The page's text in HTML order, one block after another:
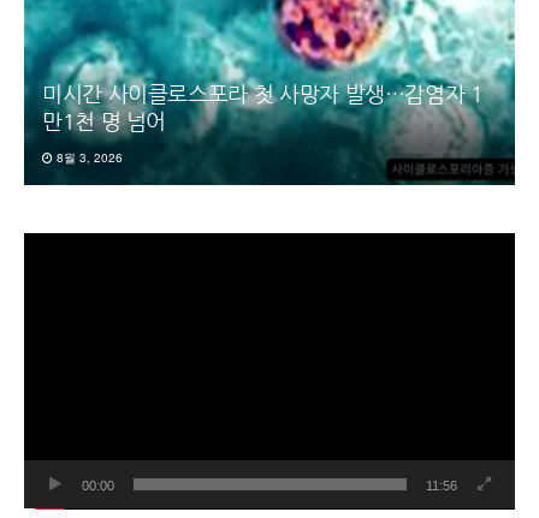
미시간 사이클로스포라 첫 사망자 발생…감염자 1
만1천 명 넘어
8월 3, 2026
00:00 11:56